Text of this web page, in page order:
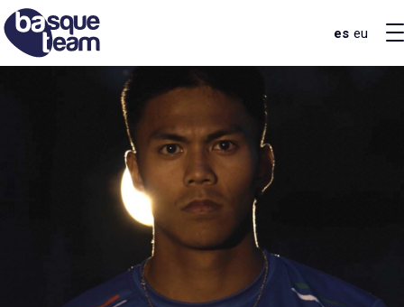
es eu